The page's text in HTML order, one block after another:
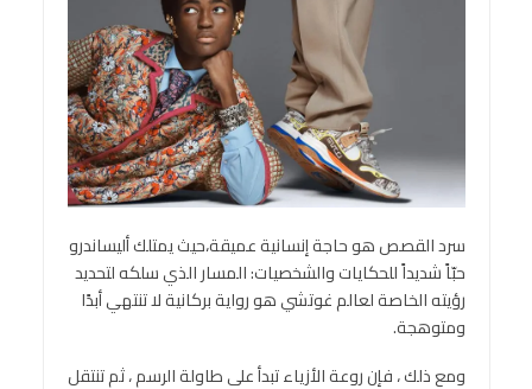
سرد القصص هو حاجة إنسانية عميقة،حيث يمتلك أليساندرو
حبّاً شديداً للحكايات والشخصيات: المسار الذي سلكه لتحديد
رؤيته الخاصة لعالم غوتشي هو رواية بركانية لا تنتهي أبدًا
ومتوهجة.
ومع ذلك ، فإن روعة الأزياء تبدأ على طاولة الرسم ، ثم تنتقل